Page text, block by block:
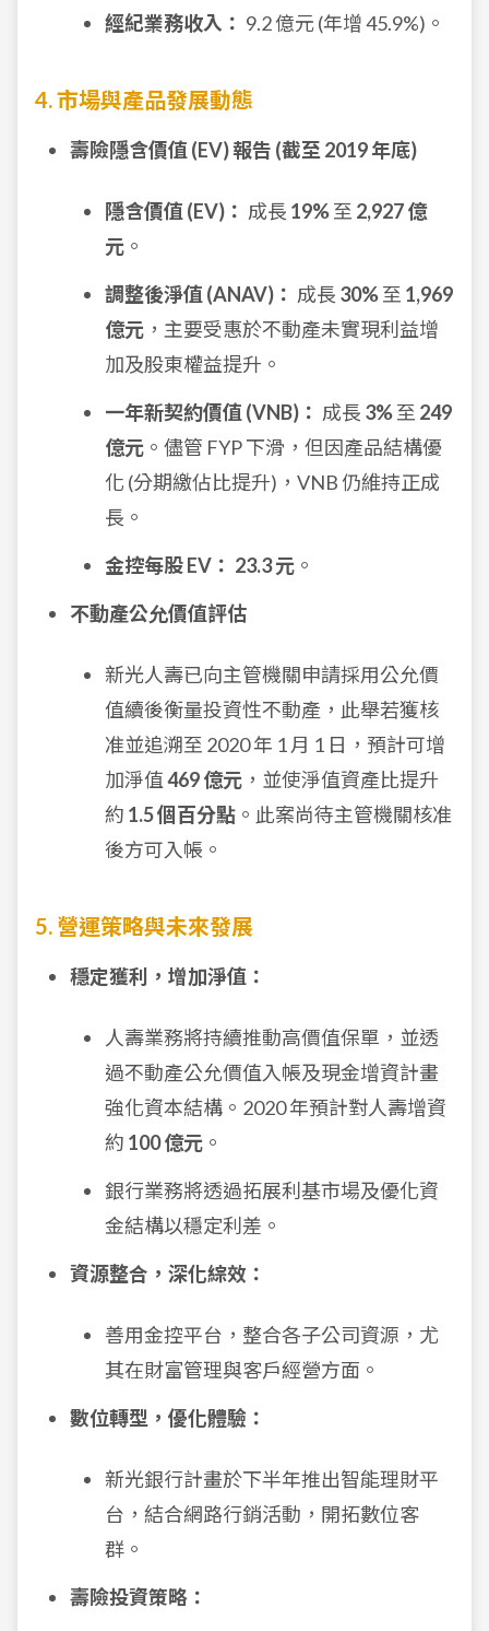
經紀業務收入： 9.2 億元 (年增 45.9%)。
4. 市場與產品發展動態
壽險隱含價值 (EV) 報告 (截至 2019 年底)
隱含價值 (EV)： 成長 19%至 2,927 億
元 。
調整後淨值 (ANAV)： 成長 30%至 1,969
億元 ，主要受惠於不動產未實現利益增
加及股東權益提升。
一年新契約價值 (VNB)： 成長 3%至 249
億元 。儘管 FYP 下滑，但因產品結構優
化 (分期繳佔比提升)，VNB 仍維持正成
長。
金控每股 EV： 23.3 元 。
不動產公允價值評估
新光人壽已向主管機關申請採用公允價
值續後衡量投資性不動產，此舉若獲核
准並追溯至 2020 年 1 月 1 日，預計可增
加淨值469 億元 ，並使淨值資產比提升
約 1.5 個百分點 。此案尚待主管機關核准
後方可入帳。
5. 營運策略與未來發展
穩定獲利，增加淨值：
人壽業務將持續推動高價值保單，並透
過不動產公允價值入帳及現金增資計畫
強化資本結構。2020 年預計對人壽增資
約 100 億元 。
銀行業務將透過拓展利基市場及優化資
金結構以穩定利差。
資源整合，深化綜效：
善用金控平台，整合各子公司資源，尤
其在財富管理與客戶經營方面。
數位轉型，優化體驗：
新光銀行計畫於下半年推出智能理財平
台，結合網路行銷活動，開拓數位客
群。
壽險投資策略：